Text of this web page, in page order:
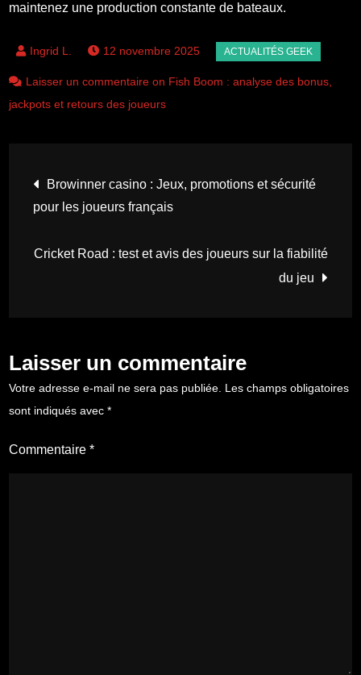
maintenez une production constante de bateaux.
12 novembre 2025
Laisser un commentaire on Fish Boom : analyse des bonus,
jackpots et retours des joueurs
Navigation
de
l’article
Browinner casino : Jeux, promotions et sécurité
pour les joueurs français
Cricket Road : test et avis des joueurs sur la fiabilité
du jeu
Laisser un commentaire
Votre adresse e-mail ne sera pas publiée. Les champs obligatoires
sont indiqués avec*
Commentaire*